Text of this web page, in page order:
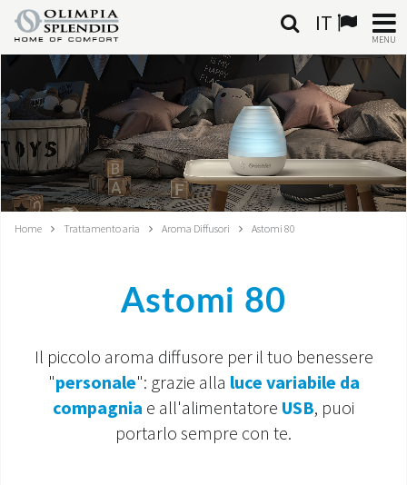
IT
MENU
ITALIANO
HOME
CLIMATIZZAZIONE
RISCALDAMENTO
NEGOZI
CONTATTI
Home Trattamento aria Aroma Diffusori Astomi 80
Astomi 80
Il piccolo aroma diffusore per il tuo benessere
"personale": grazie alla luce variabile da
compagnia e all'alimentatore USB, puoi
portarlo sempre con te.